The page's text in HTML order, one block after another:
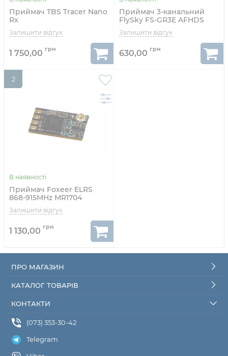
Приймач TBS Tracer Nano
Rx
1 750,00
Приймач 3-канальний
FlySky FS-GR3E AFHDS
630,00
2
Приймач Foxeer ELRS
868-915MHz MR1704
1 130,00
ПРО МАГАЗИН
КАТАЛОГ ТОВАРІВ
КОНТАКТИ
(073) 353-30-42
Telegram